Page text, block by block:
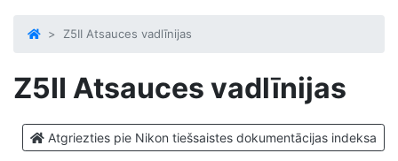
Z5II Atsauces vadlīnijas
Z5II Atsauces vadlīnijas
Atgriezties pie Nikon tiešsaistes dokumentācijas indeksa